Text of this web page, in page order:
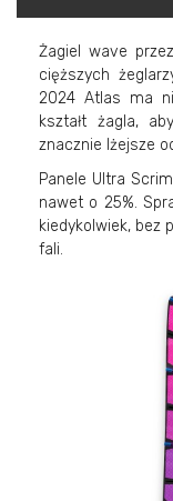
Żagiel wave
cięższych
2024 Atlas ma
kształt żagla,
znacznie lżejsze
Panele Ultra
nawet o 25%.
kiedykolwiek, bez
fali.